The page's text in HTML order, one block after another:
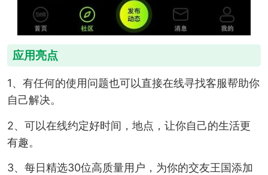
应用亮点
1、有任何的使用问题也可以直接在线寻找客服帮助你
自己解决。
2、可以在线约定好时间，地点，让你自己的生活更
有趣。
3、每日精选30位高质量用户，为你的交友王国添加